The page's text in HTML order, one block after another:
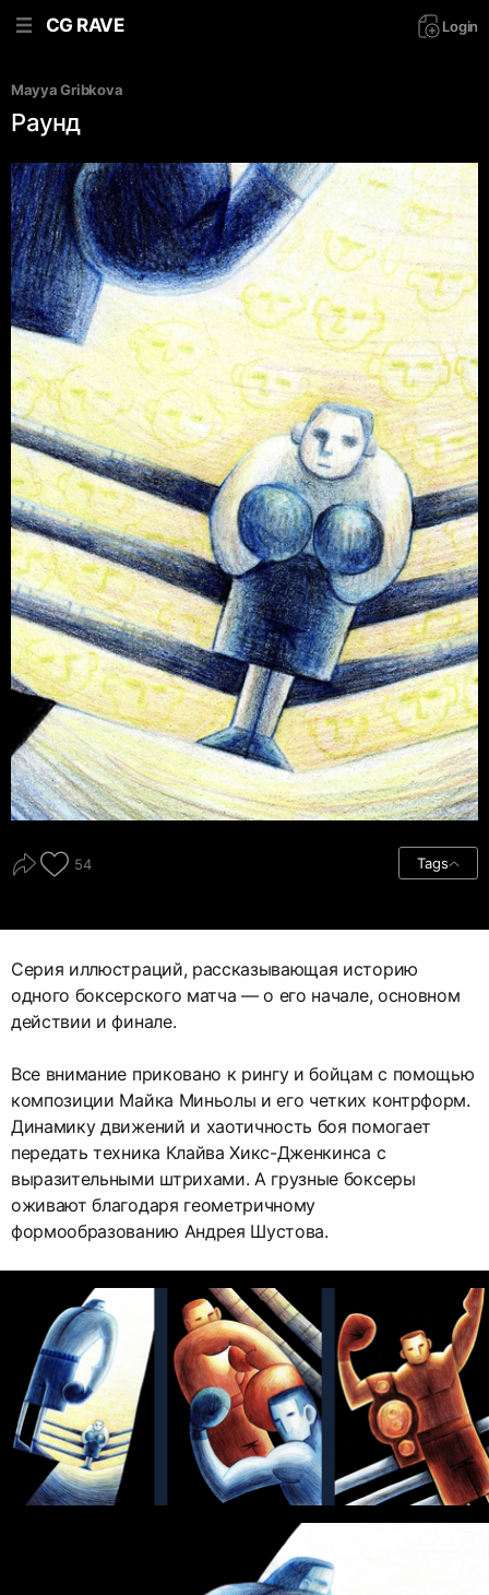
CG RAVE Login
Mayya Gribkova
Раунд
54 Tags
Серия иллюстраций, рассказывающая историю
одного боксерского матча — о его начале, основном
действии и финале.
Все внимание приковано к рингу и бойцам с помощью
композиции Майка Миньолы и его четких контрформ.
Динамику движений и хаотичность боя помогает
передать техника Клайва Хикс-Дженкинса с
выразительными штрихами. А грузные боксеры
оживают благодаря геометричному
формообразованию Андрея Шустова.